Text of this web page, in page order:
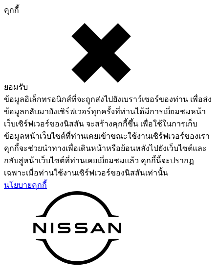
คุกกี้
ยอมรับ
ข้อมูลอิเล็กทรอนิกส์ที่จะถูกส่งไปยังเบราว์เซอร์ของท่าน เพื่อส่ง
ข้อมูลกลับมายังเซิร์ฟเวอร์ทุกครั้งที่ท่านได้มีการเยี่ยมชมหน้า
เว็บเซิร์ฟเวอร์ของนิสสัน จะสร้างคุกกี้ขึ้น เพื่อใช้ในการเก็บ
ข้อมูลหน้าเว็บไซต์ที่ท่านเคยเข้าขณะใช้งานเซิร์ฟเวอร์ของเรา
คุกกี้จะช่วยนำทางเพื่อเดินหน้าหรือย้อนหลังไปยังเว็บไซต์และ
กลับสู่หน้าเว็บไซต์ที่ท่านเคยเยี่ยมชมแล้ว คุกกี้นี้จะปรากฏ
เฉพาะเมื่อท่านใช้งานเซิร์ฟเวอร์ของนิสสันเท่านั้น
นโยบายคุกกี้